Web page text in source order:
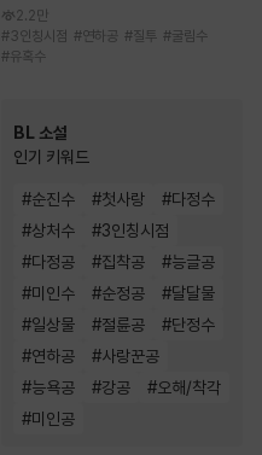
2.2만
#3인칭시점 #연하공 #질투 #굴림수
#유혹수
BL 소설
인기 키워드
#순진수 #첫사랑 #다정수
#상처수 #3인칭시점
#다정공 #집착공 #능글공
#미인수 #순정공 #달달물
#일상물 #절륜공 #단정수
#연하공 #사랑꾼공
#능욕공 #강공 #오해/착각
#미인공